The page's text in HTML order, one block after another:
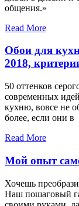
общения.»
Read More
Обои для
2018,
50 оттенков
современных
кухню, вовсе не
более, если они в
Read More
Мой опыт
Хочешь
Наш пошаговый